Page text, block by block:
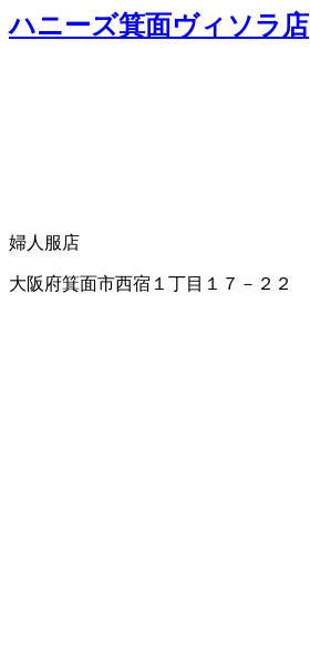
ハニーズ箕面ヴィソラ店
婦人服店
大阪府箕面市西宿１丁目１７－２２